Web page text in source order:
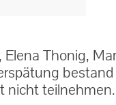
Thonig,